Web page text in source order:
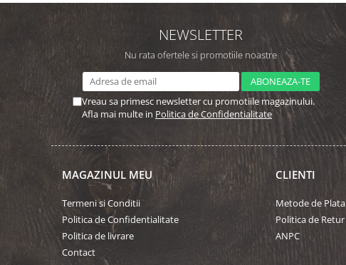
NEWSLETTER
Nu rata ofertele si promotiile noastre
Vreau sa primesc newsletter cu promotiile magazinului.
Afla mai multe in Politica de Confidentialitate
MAGAZINUL MEU
Termeni si Conditii
Politica de Confidentialitate
Politica de livrare
Contact
CLIENTI
Metode de Plata
Politica de Retur
ANPC